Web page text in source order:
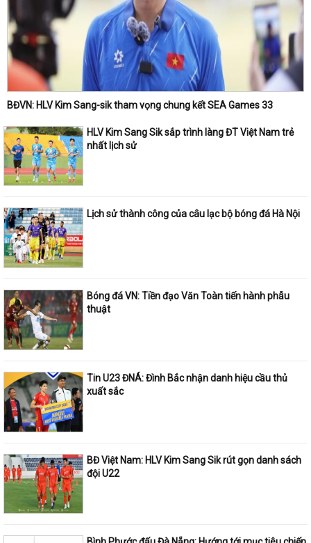
BĐVN: HLV Kim Sang-sik tham vọng chung kết SEA Games 33
HLV Kim Sang Sik sắp trình làng ĐT Việt Nam trẻ
nhất lịch sử
Lịch sử thành công của câu lạc bộ bóng đá Hà Nội
Bóng đá VN: Tiền đạo Văn Toàn tiến hành phẫu
thuật
Tin U23 ĐNÁ: Đình Bắc nhận danh hiệu cầu thủ
xuất sắc
BĐ Việt Nam: HLV Kim Sang Sik rút gọn danh sách
đội U22